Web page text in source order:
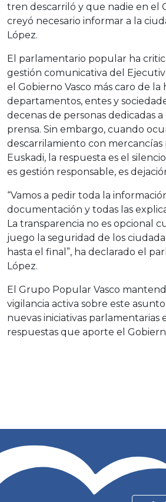
tren descarriló y que nadie en el
creyó necesario informar a la
López.
El parlamentario popular ha
gestión comunicativa del
el Gobierno Vasco más caro de la
departamentos, entes y
decenas de personas dedicadas
prensa. Sin embargo, cuando
descarrilamiento con mercancías
Euskadi, la respuesta es el
es gestión responsable, es
“Vamos a pedir toda la
documentación y todas las
La transparencia no es opcional
juego la seguridad de los
hasta el final”, ha declarado el
López.
El Grupo Popular Vasco
vigilancia activa sobre este
nuevas iniciativas parlamentarias
respuestas que aporte el